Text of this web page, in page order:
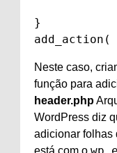
}
Neste caso,
função para
header.php
WordPress diz
adicionar folhas
está com o